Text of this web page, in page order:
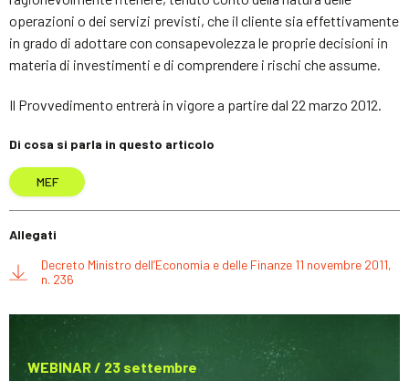
operazioni o dei servizi previsti, che il cliente sia effettivamente
in grado di adottare con consapevolezza le proprie decisioni in
materia di investimenti e di comprendere i rischi che assume.
Il Provvedimento entrerà in vigore a partire dal 22 marzo 2012.
Di cosa si parla in questo articolo
MEF
Allegati
Decreto Ministro dell’Economia e delle Finanze 11 novembre 2011,
n. 236
WEBINAR / 23 settembre